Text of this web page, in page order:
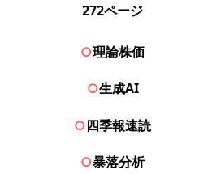
272ページ
○理論株価
○生成AI
○四季報速読
○暴落分析